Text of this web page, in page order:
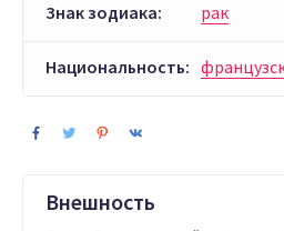
Знак зодиака: рак
Национальность:
Внешность